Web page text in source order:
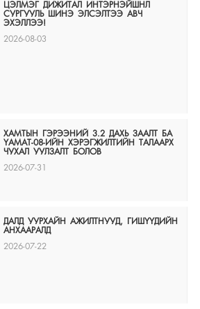
ЦЭЛМЭГ ДИЖИТАЛ ИНТЭРНЭЙШНЛ
СУРГУУЛЬ ШИНЭ ЭЛСЭЛТЭЭ АВЧ
ЭХЭЛЛЭЭ!
2026-08-03
ХАМТЫН ГЭРЭЭНИЙ 3.2 ДАХЬ ЗААЛТ БА
ҮАМАТ-08-ИЙН ХЭРЭГЖИЛТИЙН ТАЛААРХ
ЧУХАЛ УУЛЗАЛТ БОЛОВ
2026-07-31
ДАЛД УУРХАЙН АЖИЛТНУУД, ГИШҮҮДИЙН
АНХААРАЛД
2026-07-22